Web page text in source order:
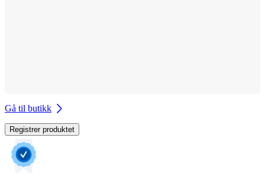
Gå til butikk
Registrer produktet